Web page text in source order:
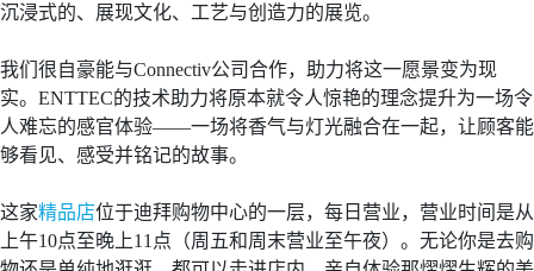
沉浸式的、展现文化、工艺与创造力的展览。
我们很自豪能与Connectiv公司合作，助力将这一愿景变为现
实。ENTTEC的技术助力将原本就令人惊艳的理念提升为一场令
人难忘的感官体验——一场将香气与灯光融合在一起，让顾客能
够看见、感受并铭记的故事。
这家精品店位于迪拜购物中心的一层，每日营业，营业时间是从
上午10点至晚上11点（周五和周末营业至午夜）。无论你是去购